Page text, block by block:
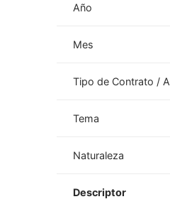
Año
Mes
Tipo de Contrato /
Tema
Naturaleza
Descriptor